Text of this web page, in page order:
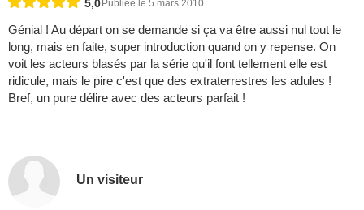
5,0Publiée le 5 mars 2010
Génial ! Au départ on se demande si ça va être aussi nul tout le
long, mais en faite, super introduction quand on y repense. On
voit les acteurs blasés par la série qu'il font tellement elle est
ridicule, mais le pire c'est que des extraterrestres les adules !
Bref, un pure délire avec des acteurs parfait !
Un visiteur